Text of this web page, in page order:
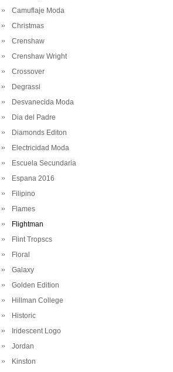
Camuflaje Moda
Christmas
Crenshaw
Crenshaw Wright
Crossover
Degrassi
Desvanecida Moda
Dia del Padre
Diamonds Editon
Electricidad Moda
Escuela Secundaria
Espana 2016
Filipino
Flames
Flightman
Flint Tropscs
Floral
Galaxy
Golden Edition
Hillman College
Historic
Iridescent Logo
Jordan
Kinston